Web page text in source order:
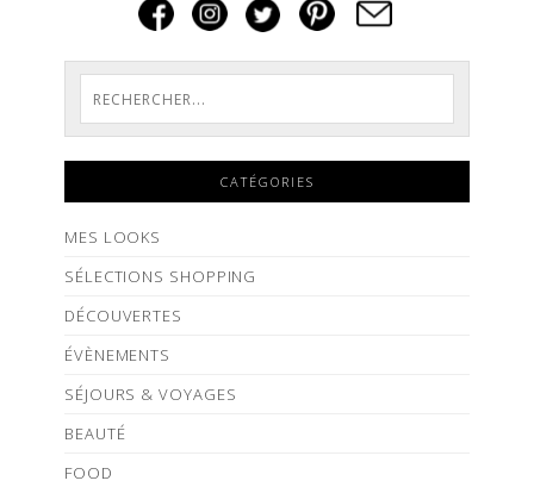
CATÉGORIES
MES LOOKS
SÉLECTIONS SHOPPING
DÉCOUVERTES
ÉVÈNEMENTS
SÉJOURS & VOYAGES
BEAUTÉ
FOOD